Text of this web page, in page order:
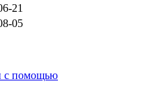
21
05
с помощью